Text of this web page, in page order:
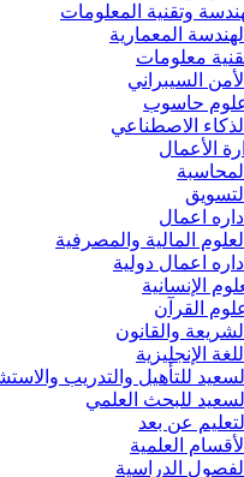
وتقنية المعلومات
الهندسة المعمارية
معلومات
الأمن السيبراني
حاسوب
الذكاء الاصطناعي
الأعمال
المحاسبة
التسويق
اداره اعمال
العلوم المالية والمصرفية
اداره اعمال دولية
الإنسانية
القرآن
الشريعة والقانون
اللغة الإنجليزية
للتأهيل والتدريب
للبحث العلمي
عن بعد
الأقسام العلمية
الفصول الدراسية